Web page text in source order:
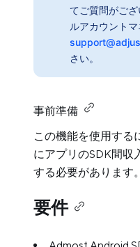
てご質問がご
ルアカウント
さい。
事前準備
この機能を使用する
にアプリのSDK間収
する必要があります。
要件